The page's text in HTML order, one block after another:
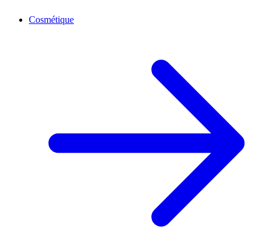
Cosmétique